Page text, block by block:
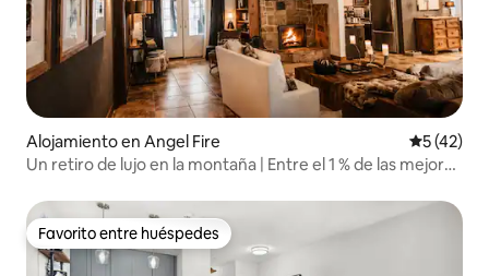
Alojamiento en Angel Fire
5 (42)
Un retiro de lujo en la montaña | Entre el 1 % de las mejores
Favorito entre huéspedes
Favorito entre huéspedes